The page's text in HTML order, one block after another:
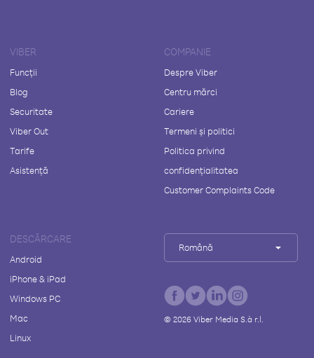
VIBER
Funcții
Blog
Securitate
Viber Out
Tarife
Asistență
COMPANIE
Despre Viber
Centru mărci
Cariere
Termeni și politici
Politica privind
confidențialitatea
Customer Complaints Code
DESCĂRCARE
Android
iPhone & iPad
Windows PC
Mac
Linux
Română
© 2026Viber Media S.à r.l.